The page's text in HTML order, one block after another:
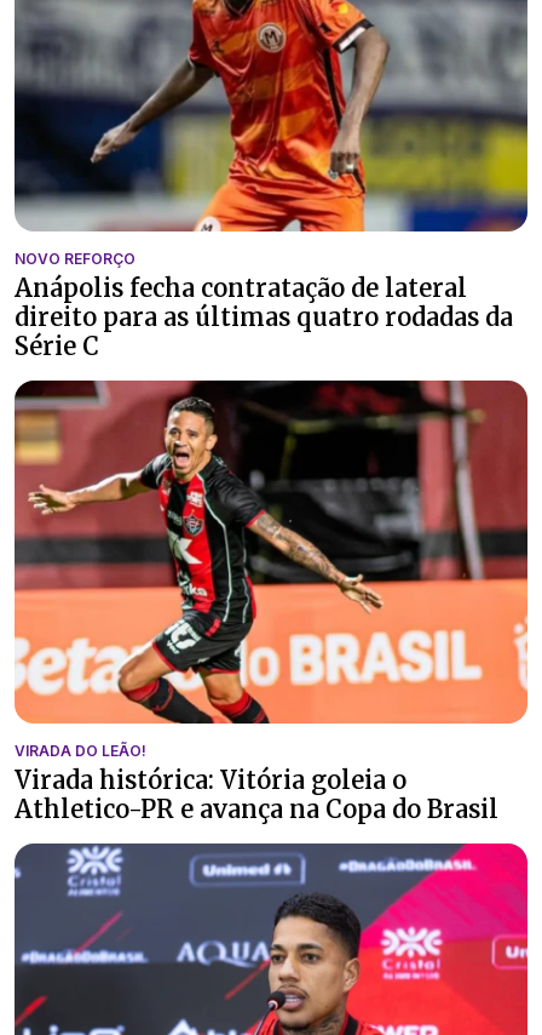
NOVO REFORÇO
Anápolis fecha contratação de lateral
direito para as últimas quatro rodadas da
Série C
VIRADA DO LEÃO!
Virada histórica: Vitória goleia o
Athletico-PR e avança na Copa do Brasil